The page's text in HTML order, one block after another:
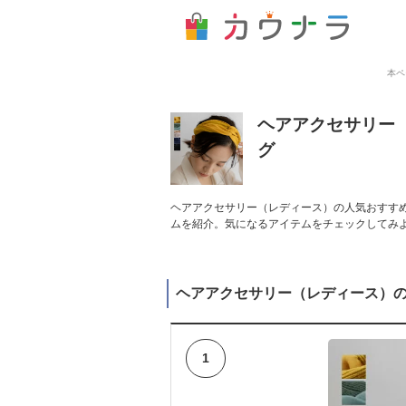
本
ヘアアクセサリー
グ
ヘアアクセサリー（レディース）の人気おす
ムを紹介。気になるアイテムをチェックしてみ
ヘアアクセサリー（レディース）
1